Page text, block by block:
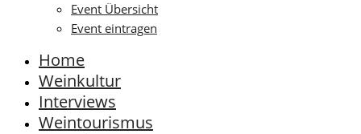
Event Übersicht
Event eintragen
Home
Weinkultur
Interviews
Weintourismus